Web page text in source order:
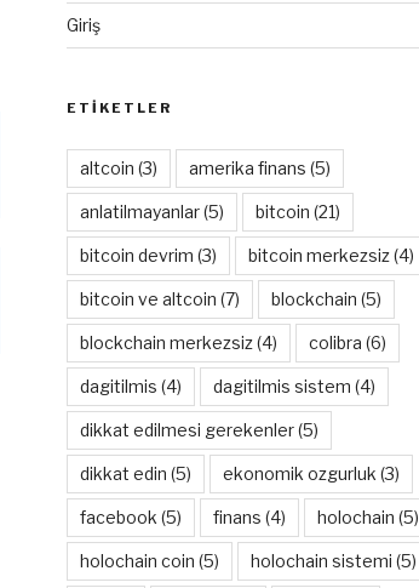
Giriş
ETIKETLER
altcoin (3) amerika finans (5)
anlatilmayanlar(5) bitcoin (21)
bitcoin devrim (3) bitcoin merkezsiz(4)
bitcoin ve altcoin (7) blockchain (5)
blockchain merkezsiz(4) colibra (6)
dagitilmis (4) dagitilmis sistem (4)
dikkat edilmesi gerekenler(5)
dikkat edin (5) ekonomik ozgurluk (3)
facebook (5) finans (4) holochain (5)
holochain coin (5) holochain sistemi (5)